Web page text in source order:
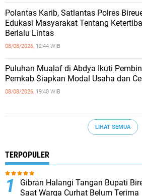
Polantas Karib, Satlantas Polres
Edukasi Masyarakat Tentang
Berlalu Lintas
08/08/2026, 12:44 WIB
Puluhan Mualaf di Abdya Ikuti
Pemkab Siapkan Modal Usaha dan
08/08/2026, 19:40 WIB
LIHAT SEMUA
TERPOPULER
Gibran Halangi Tangan Bupati
Saat Warga Curhat Belum Terima